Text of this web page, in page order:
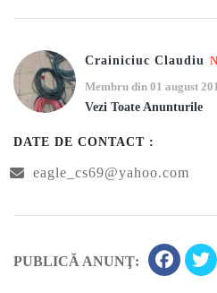
Crainiciuc Claudiu
Membru din 01 august
Vezi Toate Anunturile
DATE DE CONTACT :
eagle_cs69@yahoo.com
PUBLICĂ ANUNŢ: